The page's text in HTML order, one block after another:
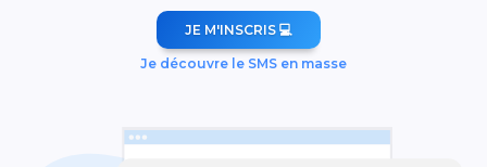
JE M'INSCRIS 💻
Je découvre le SMS en masse